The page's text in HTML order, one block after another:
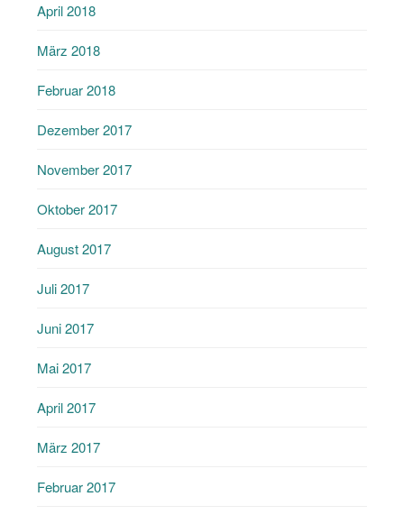
April 2018
März 2018
Februar 2018
Dezember 2017
November 2017
Oktober 2017
August 2017
Juli 2017
Juni 2017
Mai 2017
April 2017
März 2017
Februar 2017